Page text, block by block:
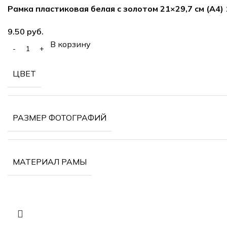
Рамка пластиковая белая с золотом 21×29,7 см (А4)
руб.
В корзину
ЦВЕТ
РАЗМЕР ФОТОГРАФИЙ
МАТЕРИАЛ РАМЫ